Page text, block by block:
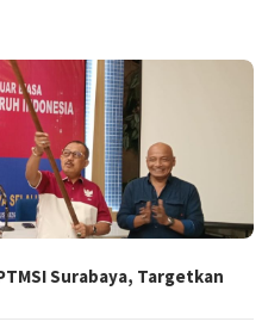
Surabaya, Targetkan